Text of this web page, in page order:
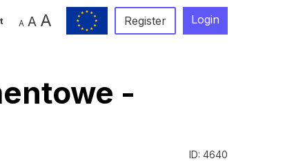
A A A Register Login
-
ID: 4640